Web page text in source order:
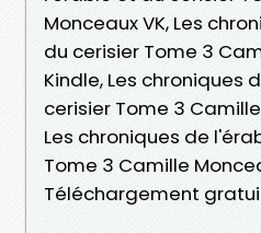
Monceaux VK, Les
du cerisier Tome 3
Kindle, Les chroniques
cerisier Tome 3
Les chroniques de
Tome 3 Camille
Téléchargement